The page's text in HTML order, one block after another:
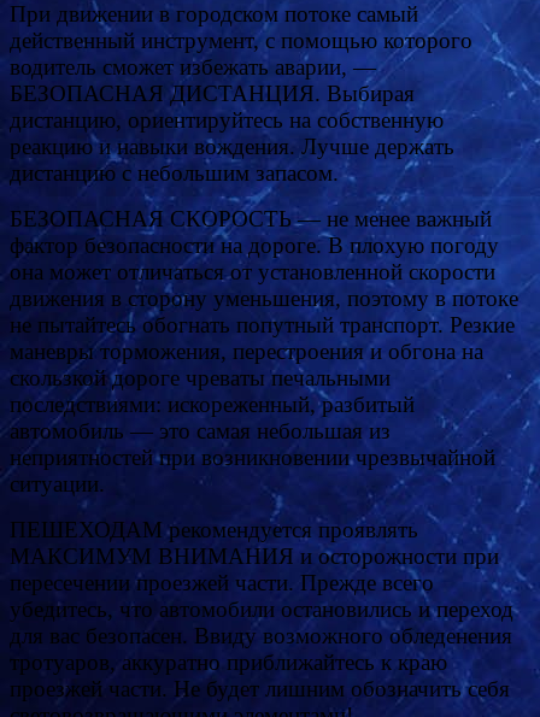
При движении в городском потоке самый
действенный инструмент, с помощью которого
водитель сможет избежать аварии, —
БЕЗОПАСНАЯ ДИСТАНЦИЯ. Выбирая
дистанцию, ориентируйтесь на собственную
реакцию и навыки вождения. Лучше держать
дистанцию с небольшим запасом.
БЕЗОПАСНАЯ СКОРОСТЬ — не менее важный
фактор безопасности на дороге. В плохую погоду
она может отличаться от установленной скорости
движения в сторону уменьшения, поэтому в потоке
не пытайтесь обогнать попутный транспорт. Резкие
маневры торможения, перестроения и обгона на
скользкой дороге чреваты печальными
последствиями: искореженный, разбитый
автомобиль — это самая небольшая из
неприятностей при возникновении чрезвычайной
ситуации.
ПЕШЕХОДАМ рекомендуется проявлять
МАКСИМУМ ВНИМАНИЯ и осторожности при
пересечении проезжей части. Прежде всего
убедитесь, что автомобили остановились и переход
для вас безопасен. Ввиду возможного обледенения
тротуаров, аккуратно приближайтесь к краю
проезжей части. Не будет лишним обозначить себя